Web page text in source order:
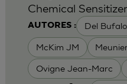
AUTORES : Del
McKim JM
Ovigne Jean-Marc
Chemical